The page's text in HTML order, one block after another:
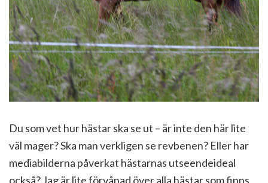
Du som vet hur hästar ska se ut – är inte den här lite
väl mager? Ska man verkligen se revbenen? Eller har
mediabilderna påverkat hästarnas utseendeideal
också? Jag är lite förvånad över alla hästar som finns